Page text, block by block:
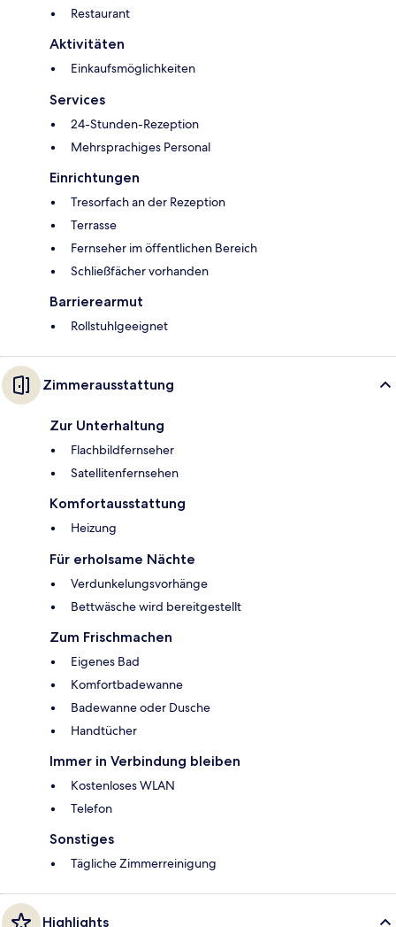
Restaurant
Aktivitäten
Einkaufsmöglichkeiten
Services
24-Stunden-Rezeption
Mehrsprachiges Personal
Einrichtungen
Tresorfach an der Rezeption
Terrasse
Fernseher im öffentlichen Bereich
Schließfächer vorhanden
Barrierearmut
Rollstuhlgeeignet
Zimmerausstattung
Zur Unterhaltung
Flachbildfernseher
Satellitenfernsehen
Komfortausstattung
Heizung
Für erholsame Nächte
Verdunkelungsvorhänge
Bettwäsche wird bereitgestellt
Zum Frischmachen
Eigenes Bad
Komfortbadewanne
Badewanne oder Dusche
Handtücher
Immer in Verbindung bleiben
Kostenloses WLAN
Telefon
Sonstiges
Tägliche Zimmerreinigung
Highlights